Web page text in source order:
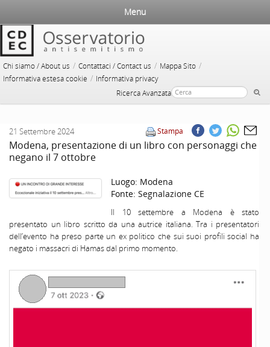
Chi siamo / About us / Contattaci / Contact us / Mappa Sito /
Informativa estesa cookie / Informativa privacy
Ricerca Avanzata
Menu
Stampa
21 Settembre 2024
Modena, presentazione di un libro con personaggi che
negano il 7 ottobre
Luogo: Modena
Fonte: Segnalazione CE
Il 10 settembre a Modena è stato
presentato un libro scritto da una autrice italiana. Tra i presentatori
dell’evento ha preso parte un ex politico che sui suoi profili social ha
negato i massacri di Hamas dal primo momento.